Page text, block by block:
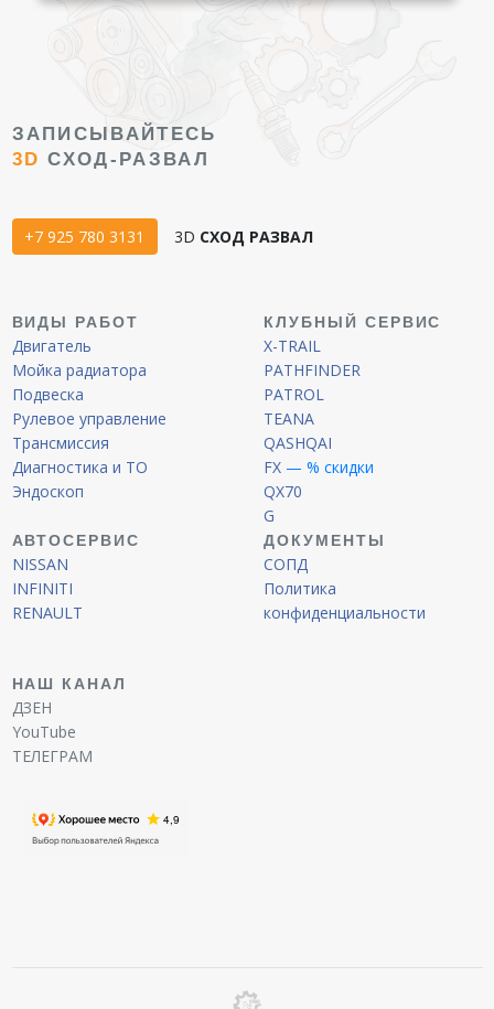
ЗАПИСЫВАЙТЕСЬ
3D СХОД-РАЗВАЛ
+7 925 780 3131 3D СХОД РАЗВАЛ
ВИДЫ РАБОТ
Двигатель
Мойка радиатора
Подвеска
Рулевое управление
Трансмиссия
Диагностика и ТО
Эндоскоп
КЛУБНЫЙ СЕРВИС
X-TRAIL
PATHFINDER
PATROL
TEANA
QASHQAI
FX — % скидки
QX70
G
АВТОСЕРВИС
NISSAN
INFINITI
RENAULT
ДОКУМЕНТЫ
СОПД
Политика
конфиденциальности
НАШ КАНАЛ
ДЗЕН
YouTube
ТЕЛЕГРАМ